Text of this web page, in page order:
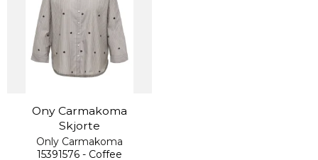
Ony Carmakoma
Skjorte
Only Carmakoma
15391576 - Coffee